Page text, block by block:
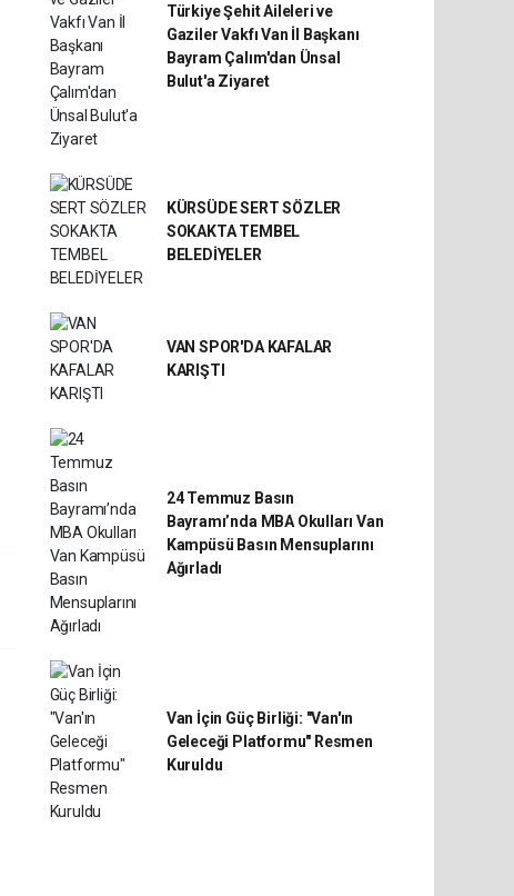
Türkiye Şehit Aileleri ve
Gaziler Vakfı Van İl Başkanı
Bayram Çalım'dan Ünsal
Bulut'a Ziyaret
KÜRSÜDE SERT SÖZLER
SOKAKTA TEMBEL
BELEDİYELER
VAN SPOR'DA KAFALAR
KARIŞTI
24 Temmuz Basın
Bayramı’nda MBA Okulları Van
Kampüsü Basın Mensuplarını
Ağırladı
Van İçin Güç Birliği: "Van'ın
Geleceği Platformu" Resmen
Kuruldu